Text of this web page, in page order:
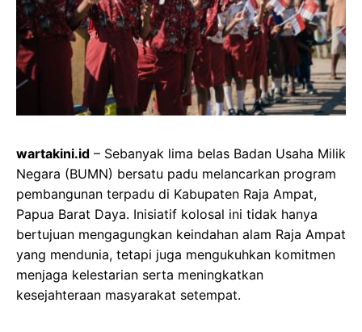
wartakini.id – Sebanyak lima belas Badan Usaha Milik
Negara (BUMN) bersatu padu melancarkan program
pembangunan terpadu di Kabupaten Raja Ampat,
Papua Barat Daya. Inisiatif kolosal ini tidak hanya
bertujuan mengagungkan keindahan alam Raja Ampat
yang mendunia, tetapi juga mengukuhkan komitmen
menjaga kelestarian serta meningkatkan
kesejahteraan masyarakat setempat.